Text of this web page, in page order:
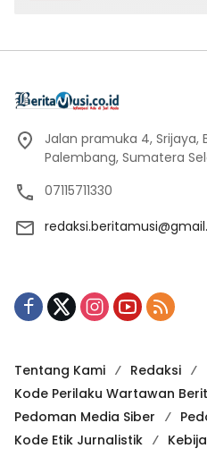
Jalan pramuka 4, Srijaya,
Palembang, Sumatera
07115711330
Tentang Kami
Redaksi
Kode Perilaku Wartawan
Pedoman Media Siber
Kode Etik Jurnalistik